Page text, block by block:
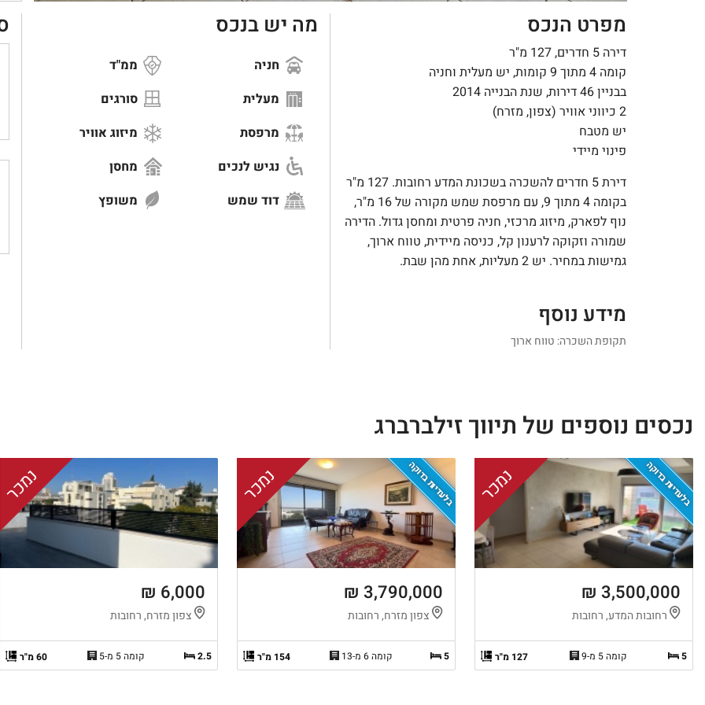
מפרט הנכס
דירה 5 חדרים, 127 מ"ר
קומה 4 מתוך 9 קומות, יש מעלית וחניה
בבניין 46 דירות, שנת הבנייה 2014
2 כיווני אוויר (צפון, מזרח)
יש מטבח
פינוי מיידי
דירת 5 חדרים להשכרה בשכונת המדע רחובות. 127 מ"ר
בקומה 4 מתוך 9, עם מרפסת שמש מקורה של 16 מ"ר,
נוף לפארק, מיזוג מרכזי, חניה פרטית ומחסן גדול. הדירה
שמורה וזקוקה לרענון קל, כניסה מיידית, טווח ארוך,
גמישות במחיר. יש 2 מעליות, אחת מהן שבת.
מידע נוסף
תקופת השכרה: טווח ארוך
מה יש בנכס
חניה
ממ"ד
מעלית
סורגים
מרפסת
מיזוג אוויר
נגיש לנכים
מחסן
דוד שמש
משופץ
נכסים נוספים של תיווך זילברברג
בלעדיות בדוקה נמכר
3,500,000 ₪
רחובות המדע, רחובות
5 קומה 5 מ-9 127 מ"ר
בלעדיות בדוקה נמכר
3,790,000 ₪
צפון מזרח, רחובות
5 קומה 6 מ-13 154 מ"ר
נמכר
6,000 ₪
צפון מזרח, רחובות
2.5 קומה 5 מ-5 60 מ"ר